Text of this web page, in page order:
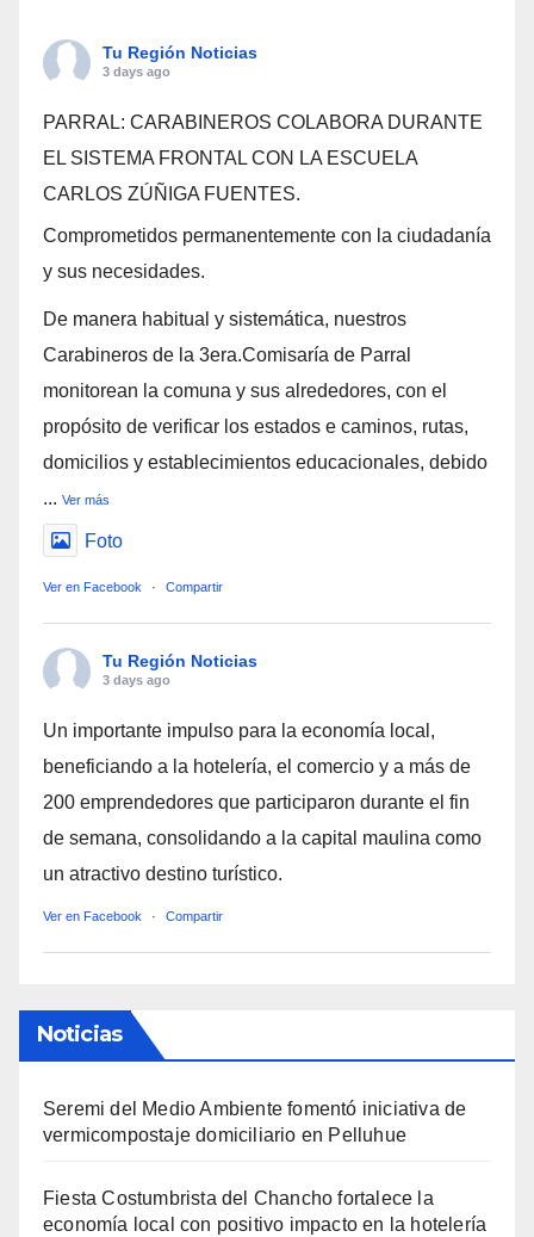
Tu Región Noticias
3 days ago
PARRAL: CARABINEROS COLABORA DURANTE
EL SISTEMA FRONTAL CON LA ESCUELA
CARLOS ZÚÑIGA FUENTES.
Comprometidos permanentemente con la ciudadanía
y sus necesidades.
De manera habitual y sistemática, nuestros
Carabineros de la 3era.Comisaría de Parral
monitorean la comuna y sus alrededores, con el
propósito de verificar los estados e caminos, rutas,
domicilios y establecimientos educacionales, debido
... Ver más
Foto
Ver en Facebook · Compartir
Tu Región Noticias
3 days ago
Un importante impulso para la economía local,
beneficiando a la hotelería, el comercio y a más de
200 emprendedores que participaron durante el fin
de semana, consolidando a la capital maulina como
un atractivo destino turístico.
Ver en Facebook · Compartir
Noticias
Seremi del Medio Ambiente fomentó iniciativa de
vermicompostaje domiciliario en Pelluhue
Fiesta Costumbrista del Chancho fortalece la
economía local con positivo impacto en la hotelería